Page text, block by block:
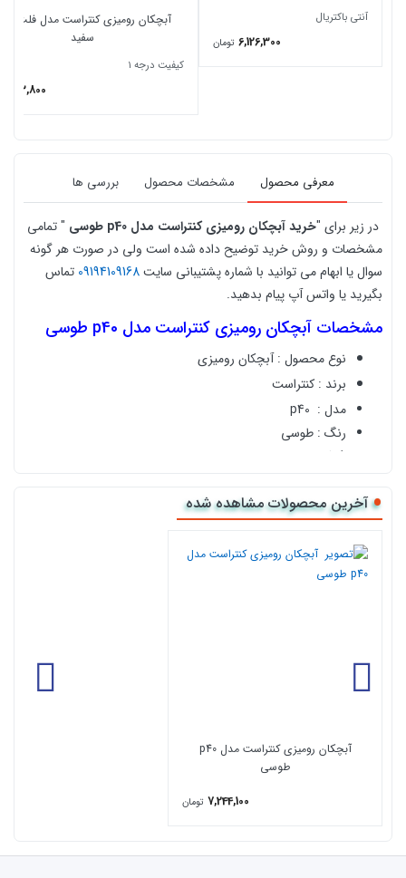
آنتی باکتریال
6,126,300 تومان
سفید
کیفیت درجه ۱
793,800
معرفی محصول مشخصات محصول بررسی ها
در زیر برای "خریدآبچکان رومیزی کنتراست مدل p40 طوسی
" تمامی
مشخصات و روش خرید توضیح داده شده است ولی در صورت هر گونه
سوال یا ابهام می توانید با شماره پشتیبانی سایت09194109168 تماس
بگیرید یا واتس آپ پیام بدهید.
مشخصات آبچکان رومیزی کنتراست مدل p40 طوسی
نوع محصول : آبچکان رومیزی
برند : کنتراست
مدل : p40
رنگ : طوسی
کیفیت درجه ۱
ضمانت بی قید و شرط رنگ و آبکاری
p40طوسیاز نمایندگی رسمی کالا118
کالا118 نمایندگی رسمی فروش اینترنتی انواع
روش پرداخت : طبق قوانین سایت موقع سفارش 25% الباقی
زمان ارسال : حدودا 1-3 روز کاری (در صورت نیاز به تحویل سریع
ارسال برای همه شهرستان ها با تضمین تحویل سالم بدون ایراد
امکان مراجعه حضوری در تهران برای تحویل بار از انبار در ساعات
آخرین محصولات مشاهده شده
آبچکان رومیزی کنتراست مدل p40
طوسی
7,244,100 تومان